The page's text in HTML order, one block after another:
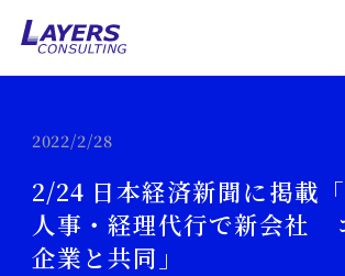
2022/2/28
2/24 日本経済新聞に掲載「
人事・経理代行で新会社
企業と共同」